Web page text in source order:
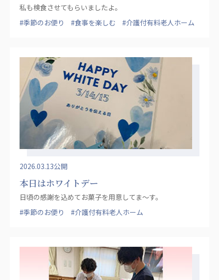
私も検食させてもらいましたよ。
#季節のお便り
#食事を楽しむ #介護付有料老人ホーム
2026.03.13公開
本日はホワイトデー
日頃の感謝を込めてお菓子を用意してま〜す。
#季節のお便り
#介護付有料老人ホーム